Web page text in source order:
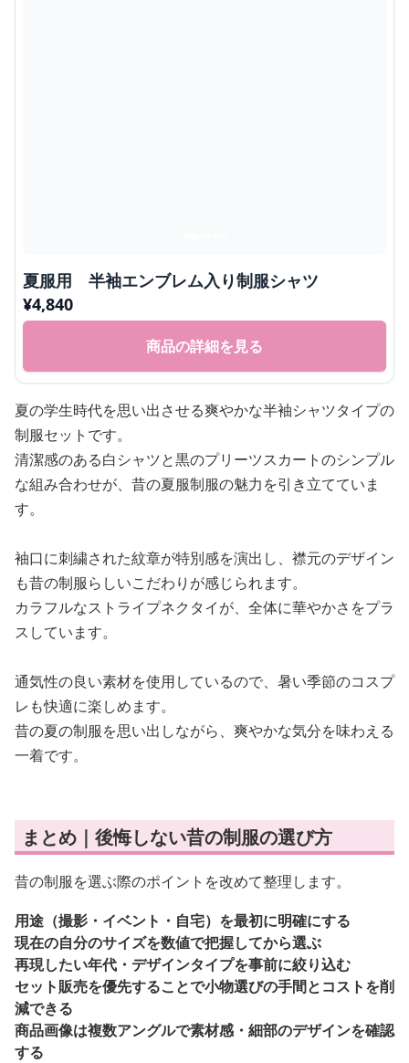
夏服用 半袖エンブレム入り制服シャツ
¥4,840
商品の詳細を見る
夏の学生時代を思い出させる爽やかな半袖シャツタイプの
制服セットです。
清潔感のある白シャツと黒のプリーツスカートのシンプル
な組み合わせが、昔の夏服制服の魅力を引き立てていま
す。
袖口に刺繍された紋章が特別感を演出し、襟元のデザイン
も昔の制服らしいこだわりが感じられます。
カラフルなストライプネクタイが、全体に華やかさをプラ
スしています。
通気性の良い素材を使用しているので、暑い季節のコスプ
レも快適に楽しめます。
昔の夏の制服を思い出しながら、爽やかな気分を味わえる
一着です。
まとめ｜後悔しない昔の制服の選び方
昔の制服を選ぶ際のポイントを改めて整理します。
用途（撮影・イベント・自宅）を最初に明確にする
現在の自分のサイズを数値で把握してから選ぶ
再現したい年代・デザインタイプを事前に絞り込む
セット販売を優先することで小物選びの手間とコストを削
減できる
商品画像は複数アングルで素材感・細部のデザインを確認
する